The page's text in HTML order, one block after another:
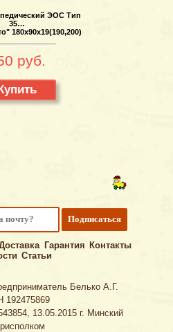
ЭОС Тип
35…
180х90х19(190,200)
руб.
Гарантия Контакты
Статьи
Белько А.Г.
192475869
13.05.2015 г. Минский